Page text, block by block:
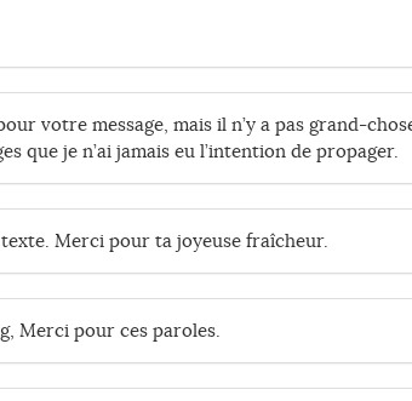
votre message, mais il n’y a pas grand-
que je n’ai jamais eu l’intention de propager.
texte. Merci pour ta joyeuse fraîcheur.
Merci pour ces paroles.